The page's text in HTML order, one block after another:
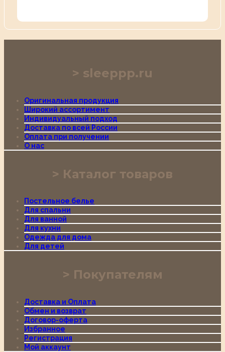
sleeppp.ru
Оригинальная продукция
Широкий ассортимент
Индивидуальный подход
Доставка по всей России
Оплата при получении
О нас
Каталог товаров
Постельное белье
Для спальни
Для ванной
Для кухни
Одежда для дома
Для детей
Покупателям
Доставка и Оплата
Обмен и возврат
Договор-оферта
Избранное
Регистрация
Мой аккаунт